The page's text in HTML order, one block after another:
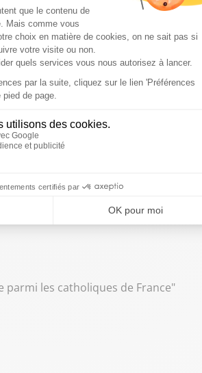
dit l’archevêque de Rouen
à elle (...) mais chaque
le repli (...) ne puissent triompher
ont certainement cru semer
ils ont échoué
de combat pour que jamais la
parmi les catholiques de France"